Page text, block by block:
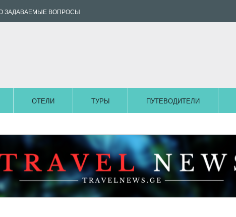
ЗАДАВАЕМЫЕ ВОПРОСЫ
ОТЕЛИ ТУРЫ ПУТЕВОДИТЕЛИ